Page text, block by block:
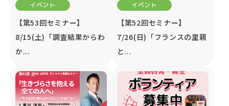
イベント
【第53回セミナー】
8/15(土)「調査結果からわ
か...
イベント
【第52回セミナー】
7/26(日)「フランスの里親
と...